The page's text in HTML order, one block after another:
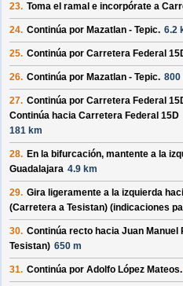
23. Toma el ramal e incorpórate a
24. Continúa por Mazatlan - Tepic. 6.2
25. Continúa por Carretera Federal
26. Continúa por Mazatlan - Tepic. 800
27. Continúa por Carretera Federal
Continúa hacia Carretera Federal 15D
181 km
28. En la bifurcación, mantente a la
Guadalajara 4.9 km
29. Gira ligeramente a la izquierda
(Carretera a Tesistan) (indicaciones
30. Continúa recto hacia Juan Manuel
Tesistan) 650 m
31. Continúa por Adolfo López Mateos.